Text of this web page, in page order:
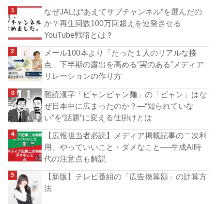
なぜJALは“あえてサブチャンネル”を選んだの
か？再生回数100万回超えを連発させる
YouTube戦略とは？
メール100本より「たった１人のリアルな接
点」下半期の露出を高める“実のある”メディア
リレーションの作り方
難読漢字「ビャンビャン麺」の「ビャン」はな
ぜ日本中に広まったのか？―“知られていな
い”を“話題”に変える仕掛けとは
【広報担当者必読】メディア掲載記事の二次利
用、やっていいこと・ダメなこと──生成AI時
代の注意点も解説
【新版】テレビ番組の「広告換算額」の計算方
法